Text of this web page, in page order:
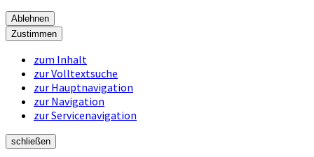
Ablehnen
Zustimmen
zum Inhalt
zur Volltextsuche
zur Hauptnavigation
zur Navigation
zur Servicenavigation
schließen